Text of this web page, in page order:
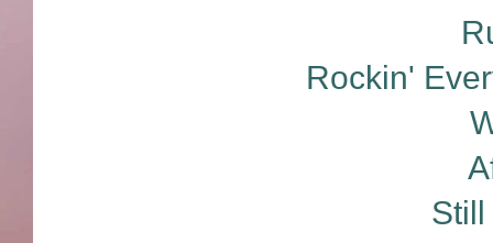
Rockin'